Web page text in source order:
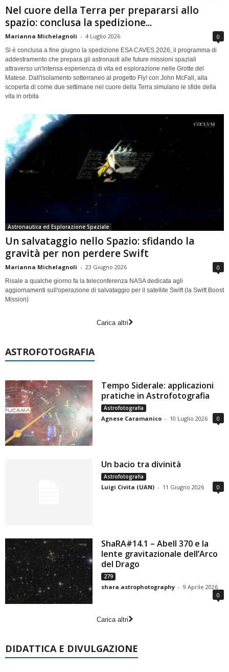
Nel cuore della Terra per prepararsi allo
spazio: conclusa la spedizione...
Marianna Michelagnoli - 4 Luglio 2026 0
Si è conclusa a fine giugno la spedizione ESA CAVES 2026, il programma di
addestramento che prepara gli astronauti alle future missioni spaziali
attraverso un'intensa esperienza di vita ed esplorazione nelle Grotte del
Matese. Dall'isolamento sotterraneo al progetto Fly! con John McFall, alla
scoperta di come due settimane nel cuore della Terra simulano le sfide della
vita in orbita
Astronautica ed Esplorazione Spaziale
Un salvataggio nello Spazio: sfidando la
gravità per non perdere Swift
Marianna Michelagnoli - 23 Giugno 2026 0
Risale a qualche giorno fa la teleconferenza NASA dedicata agli
aggiornamenti sull'operazione di salvataggio per il satellite Swift (la Swift Boost
Mission)
Carica altri
ASTROFOTOGRAFIA
Tempo Siderale: applicazioni
pratiche in Astrofotografia
Astrofotografia
Agnese Caramanico - 10 Luglio 2026 0
Un bacio tra divinità
Astrofotografia
Luigi Civita (UAN) - 11 Giugno 2026 0
ShaRA#14.1 – Abell 370 e la
lente gravitazionale dell’Arco
del Drago
279
shara.astrophotography - 9 Aprile 2026
0
Carica altri
DIDATTICA E DIVULGAZIONE